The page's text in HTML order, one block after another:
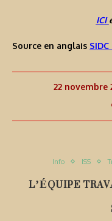
ICI
Source en anglais SIDC
22 novembre
Info ISS
L’ÉQUIPE